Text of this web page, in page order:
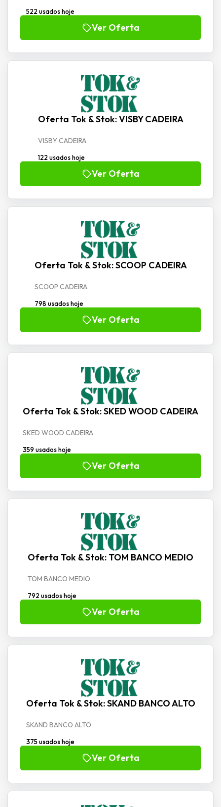
522 usados hoje
Ver Oferta
Oferta Tok & Stok: VISBY CADEIRA
VISBY CADEIRA
122 usados hoje
Ver Oferta
Oferta Tok & Stok: SCOOP CADEIRA
SCOOP CADEIRA
798 usados hoje
Ver Oferta
Oferta Tok & Stok: SKED WOOD CADEIRA
SKED WOOD CADEIRA
359 usados hoje
Ver Oferta
Oferta Tok & Stok: TOM BANCO MEDIO
TOM BANCO MEDIO
792 usados hoje
Ver Oferta
Oferta Tok & Stok: SKAND BANCO ALTO
SKAND BANCO ALTO
375 usados hoje
Ver Oferta